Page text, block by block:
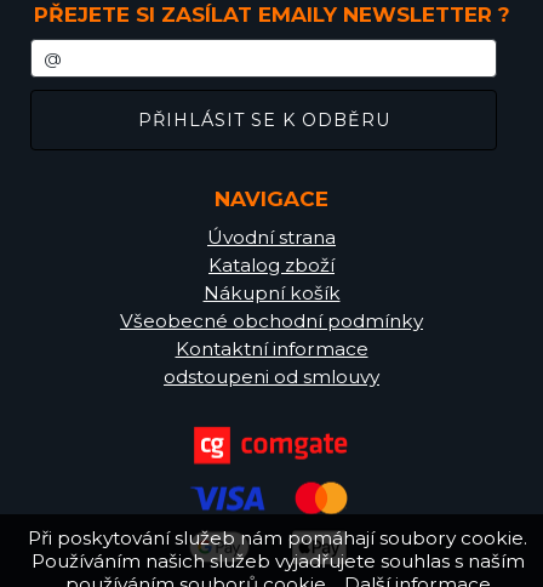
PŘEJETE SI ZASÍLAT EMAILY NEWSLETTER ?
NAVIGACE
Úvodní strana
Katalog zboží
Nákupní košík
Všeobecné obchodní podmínky
Kontaktní informace
odstoupeni od smlouvy
Při poskytování služeb nám pomáhají soubory cookie.
Používáním našich služeb vyjadřujete souhlas s naším